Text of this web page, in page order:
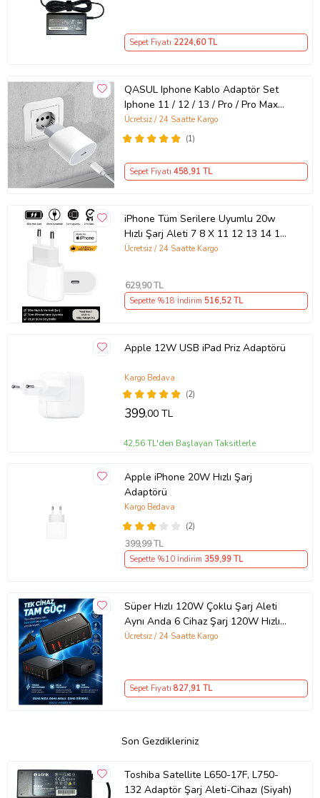
Sepet Fiyatı 2224,60 TL
QASUL Iphone Kablo Adaptör Set
Iphone 11 / 12 / 13 / Pro / Pro Max
Uyumlu Şarj Aleti Seti
(1)
Ücretsiz / 24 Saatte Kargo
Sepet Fiyatı 458,91 TL
iPhone Tüm Serilere Uyumlu 20w
Hızlı Şarj Aleti 7 8 X 11 12 13 14 15
16 İçin Type-C Girişli Adaptör
Ücretsiz / 24 Saatte Kargo
629,90 TL
Sepette %18 İndirim 516,52 TL
Apple 12W USB iPad Priz Adaptörü
(2)
Kargo Bedava
399,00 TL
42,56 TL'den Başlayan Taksitlerle
Apple iPhone 20W Hızlı Şarj
Adaptörü
(2)
Kargo Bedava
399,99 TL
Sepette %10 İndirim 359,99 TL
Süper Hızlı 120W Çoklu Şarj Aleti
Aynı Anda 6 Cihaz Şarj 120W Hızlı
Şarj İstasyonu Çoklu USB & Type-C
Ücretsiz / 24 Saatte Kargo
Sepet Fiyatı 827,91 TL
Son Gezdikleriniz
Toshiba Satellite L650-17F, L750-
132 Adaptör Şarj Aleti-Cihazı (Siyah)